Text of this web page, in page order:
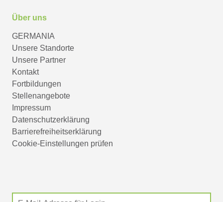
Über uns
GERMANIA
Unsere Standorte
Unsere Partner
Kontakt
Fortbildungen
Stellenangebote
Impressum
Datenschutzerklärung
Barrierefreiheitserklärung
Cookie-Einstellungen prüfen